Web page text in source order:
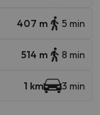
407 m 5 min
514 m 8 min
1 km 3 min